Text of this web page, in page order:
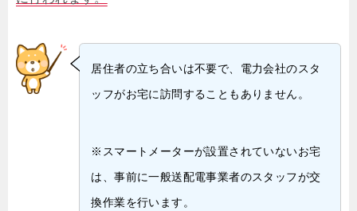
居住者の立ち合いは不要で、電力会社のスタ
ッフがお宅に訪問することもありません。
※スマートメーターが設置されていないお宅
は、事前に一般送配電事業者のスタッフが交
換作業を行います。